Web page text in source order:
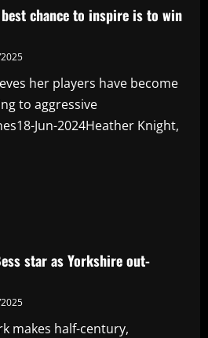
chance to inspire is to win
her players have become
to aggressive
Jun-2024Heather Knight,
star as Yorkshire out-
makes half-century,